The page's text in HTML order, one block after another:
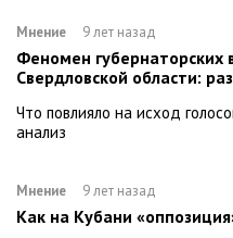
Мнение 9 лет назад
Феномен губернаторских
Свердловской области:
Что повлияло на исход
анализ
Мнение 9 лет назад
Как на Кубани